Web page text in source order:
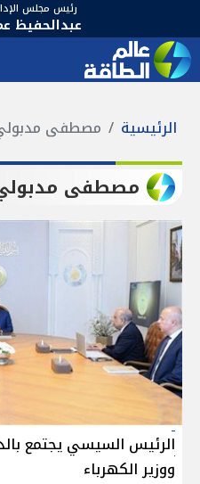
رئيس مجلس
عبدالحفيظ
الرئيسية مصطفى
مصطفى
الرئيس السيسي يجتمع
ووزير الكهرباء